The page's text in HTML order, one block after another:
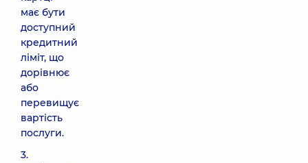
має бути
доступний
кредитний
ліміт, що
дорівнює
або
перевищує
вартість
послуги.
3.